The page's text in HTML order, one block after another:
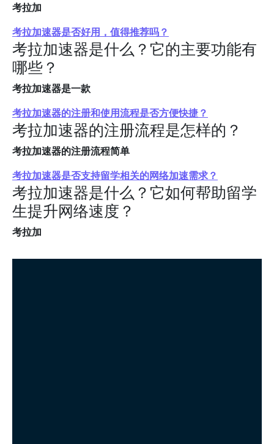
考拉加
考拉加速器是否好用，值得推荐吗？
考拉加速器是什么？它的主要功能有
哪些？
考拉加速器是一款
考拉加速器的注册和使用流程是否方便快捷？
考拉加速器的注册流程是怎样的？
考拉加速器的注册流程简单
考拉加速器是否支持留学相关的网络加速需求？
考拉加速器是什么？它如何帮助留学
生提升网络速度？
考拉加